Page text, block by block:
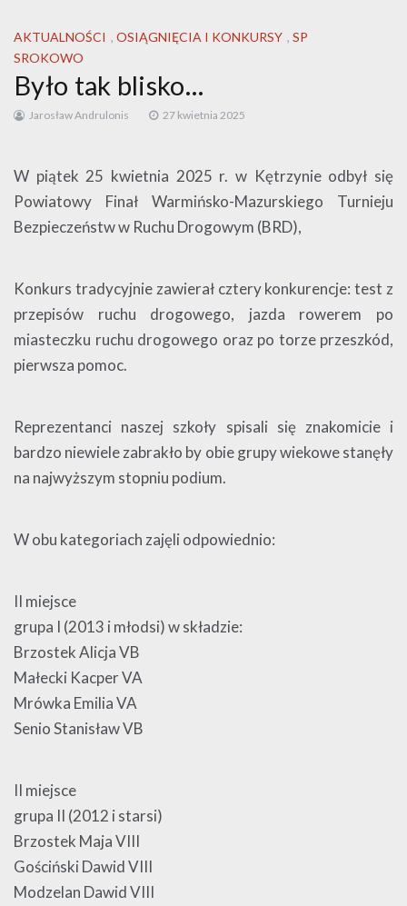
AKTUALNOŚCI , OSIĄGNIĘCIA I KONKURSY , SP
SROKOWO
Było tak blisko…
Jarosław Andrulonis 27 kwietnia 2025
W piątek 25 kwietnia 2025 r. w Kętrzynie odbył się
Powiatowy Finał Warmińsko-Mazurskiego Turnieju
Bezpieczeństw w Ruchu Drogowym (BRD),
Konkurs tradycyjnie zawierał cztery konkurencje: test z
przepisów ruchu drogowego, jazda rowerem po
miasteczku ruchu drogowego oraz po torze przeszkód,
pierwsza pomoc.
Reprezentanci naszej szkoły spisali się znakomicie i
bardzo niewiele zabrakło by obie grupy wiekowe stanęły
na najwyższym stopniu podium.
W obu kategoriach zajęli odpowiednio:
II miejsce
grupa I (2013 i młodsi) w składzie:
Brzostek Alicja VB
Małecki Kacper VA
Mrówka Emilia VA
Senio Stanisław VB
II miejsce
grupa II (2012 i starsi)
Brzostek Maja VIII
Gościński Dawid VIII
Modzelan Dawid VIII